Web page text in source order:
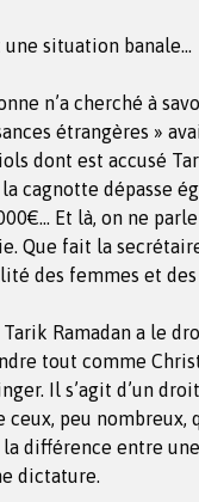
une situation banale…
n’a cherché à
étrangères »
dont est accusé
cagnotte dépasse
Et là, on ne
Que fait la
des femmes et
Tarik Ramadan a le
tout comme
Il s’agit d’un
ceux, peu nombreux,
différence entre
dictature.